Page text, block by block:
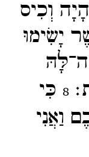
וְכִיס
יָשִׂימוּ
8 כִּי
וַאֲנִי